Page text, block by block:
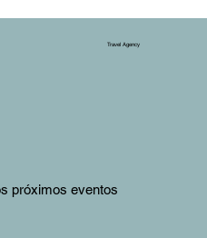
Travel Agency
próximos eventos